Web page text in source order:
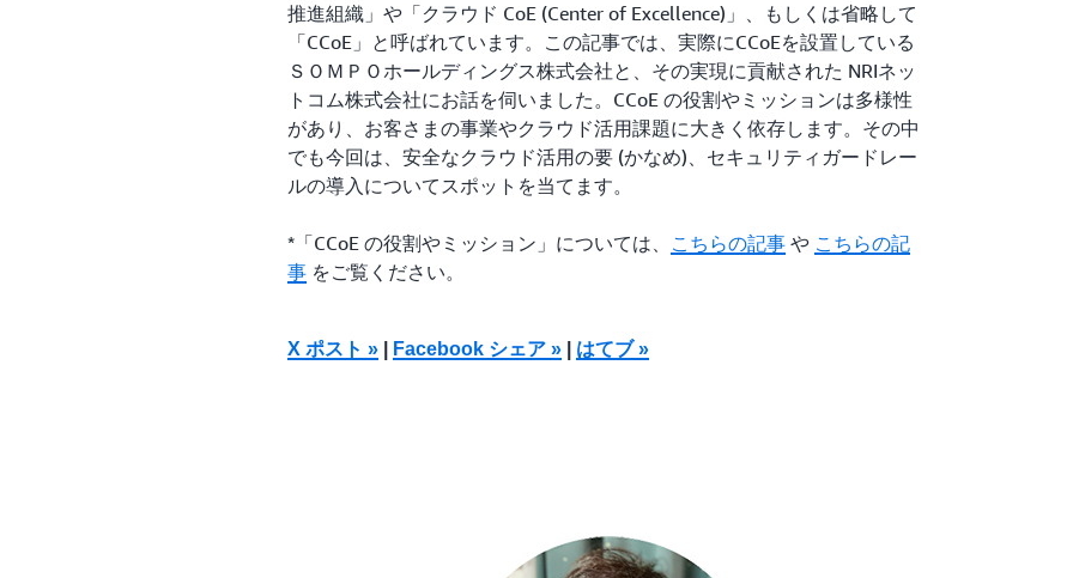
推進組織」や「クラウド CoE (Center of Excellence)」、もしくは省略して
「CCoE」と呼ばれています。この記事では、実際にCCoEを設置している
ＳＯＭＰＯホールディングス株式会社と、その実現に貢献された NRIネッ
トコム株式会社にお話を伺いました。CCoE の役割やミッションは多様性
があり、お客さまの事業やクラウド活用課題に大きく依存します。その中
でも今回は、安全なクラウド活用の要 (かなめ)、セキュリティガードレー
ルの導入についてスポットを当てます。
*「CCoE の役割やミッション」については、 こちらの記事 や こちらの記
事 をご覧ください。
X ポスト » Facebook シェア » はてブ »